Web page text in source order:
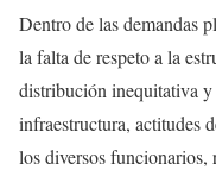
Dentro de las demandas
la falta de respeto a la
distribución inequitativa y
infraestructura, actitudes
los diversos funcionarios,